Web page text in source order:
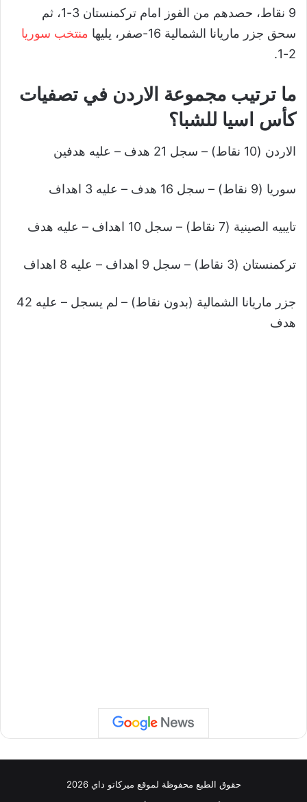
9 نقاط، حصدهم من الفوز امام تركمنستان 3-1، ثم
سحق جزر ماريانا الشمالية 16-صفر، يليها
منتخب سوريا
2-1.
ما ترتيب مجموعة الاردن في تصفيات
كأس اسيا للشبا؟
الاردن (10 نقاط) – سجل 21 هدف – عليه هدفين
سوريا (9 نقاط) – سجل 16 هدف – عليه 3 اهداف
تايبيه الصينية (7 نقاط) – سجل 10 اهداف – عليه هدف
تركمنستان (3 نقاط) – سجل 9 اهداف – عليه 8 اهداف
جزر ماريانا الشمالية (بدون نقاط) – لم يسجل – عليه 42
هدف
حقوق الطبع محفوظة لموقع ميركاتو داي 2026